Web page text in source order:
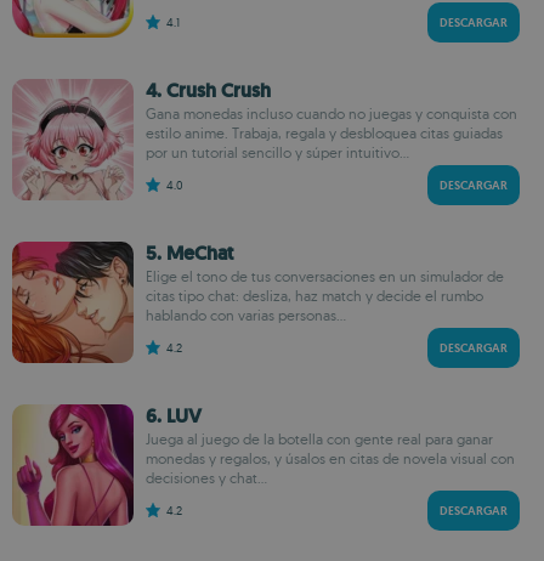
4.1 DESCARGAR
4. Crush Crush
Gana monedas incluso cuando no juegas y conquista con
estilo anime. Trabaja, regala y desbloquea citas guiadas
por un tutorial sencillo y súper intuitivo...
4.0 DESCARGAR
5. MeChat
Elige el tono de tus conversaciones en un simulador de
citas tipo chat: desliza, haz match y decide el rumbo
hablando con varias personas...
4.2 DESCARGAR
6. LUV
Juega al juego de la botella con gente real para ganar
monedas y regalos, y úsalos en citas de novela visual con
decisiones y chat...
4.2 DESCARGAR